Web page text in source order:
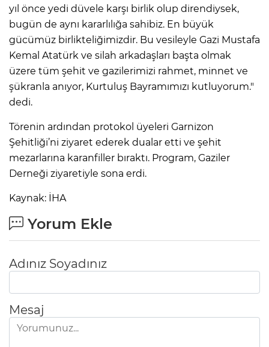
yıl önce yedi düvele karşı birlik olup direndiysek,
bugün de aynı kararlılığa sahibiz. En büyük
gücümüz birlikteliğimizdir. Bu vesileyle Gazi Mustafa
Kemal Atatürk ve silah arkadaşları başta olmak
üzere tüm şehit ve gazilerimizi rahmet, minnet ve
şükranla anıyor, Kurtuluş Bayramımızı kutluyorum."
dedi.
Törenin ardından protokol üyeleri Garnizon
Şehitliği’ni ziyaret ederek dualar etti ve şehit
mezarlarına karanfiller bıraktı. Program, Gaziler
Derneği ziyaretiyle sona erdi.
Kaynak: İHA
Yorum Ekle
Adınız Soyadınız
Mesaj